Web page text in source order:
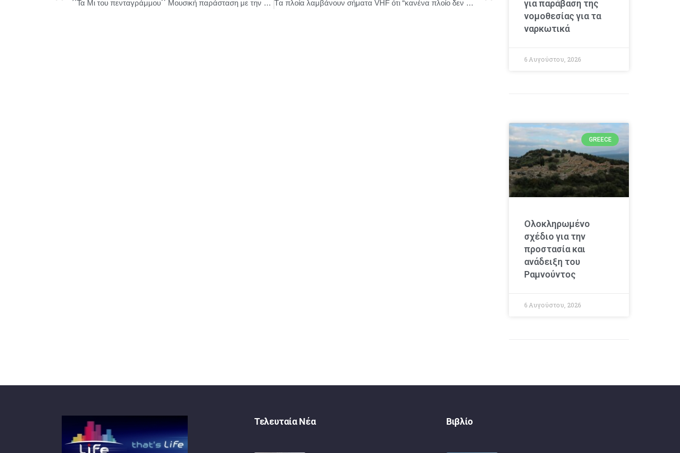
΄΄Τα Μι του πενταγράμμου΄΄ Μουσική παράσταση με την Κατερίνα Παπαδημητρίου… Tα πλοία λαμβάνουν σήματα VHF ότι “κανένα πλοίο δεν επιτρέπεται να περάσει από τα Στενά του Ορμούζ”.
για παράβαση της
νομοθεσίας για τα
ναρκωτικά
6 Αυγούστου, 2026
GREECE
Ολοκληρωμένο
σχέδιο για την
προστασία και
ανάδειξη του
Ραμνούντος
6 Αυγούστου, 2026
Τελευταία Νέα Βιβλίο